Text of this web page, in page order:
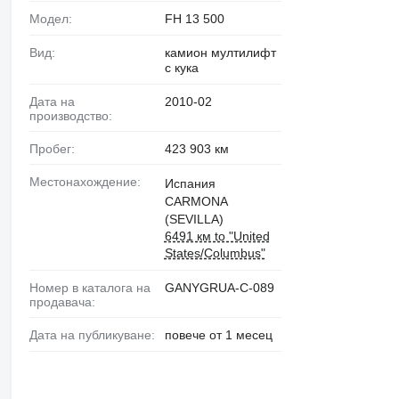
Модел: FH 13 500
Вид:
камион мултилифт
с кука
Дата на
производство:
2010-02
Пробег: 423 903 км
Местонахождение:
Испания
CARMONA
(SEVILLA)
6491 км to "United
States/Columbus"
Номер в каталога на
продавача:
GANYGRUA-C-089
Дата на публикуване: повече от 1 месец